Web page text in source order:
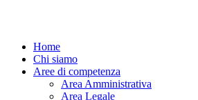
Home
Chi siamo
Aree di competenza
Area Amministrativa
Area Legale